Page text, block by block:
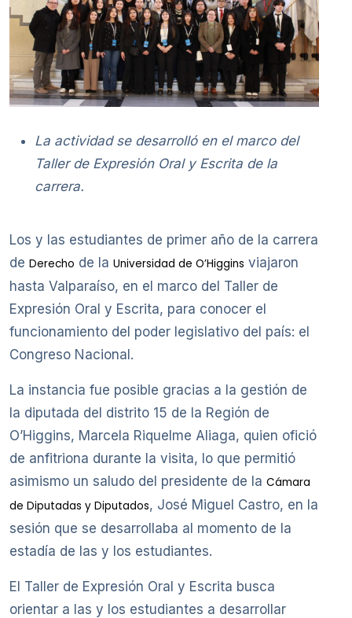
La actividad se desarrolló en el marco del
Taller de Expresión Oral y Escrita de la
carrera.
Los y las estudiantes de primer año de la carrera
de Derecho de la Universidad de O’Higgins viajaron
hasta Valparaíso, en el marco del Taller de
Expresión Oral y Escrita, para conocer el
funcionamiento del poder legislativo del país: el
Congreso Nacional.
La instancia fue posible gracias a la gestión de
la diputada del distrito 15 de la Región de
O’Higgins, Marcela Riquelme Aliaga, quien ofició
de anfitriona durante la visita, lo que permitió
asimismo un saludo del presidente de la Cámara
de Diputadas y Diputados, José Miguel Castro, en la
sesión que se desarrollaba al momento de la
estadía de las y los estudiantes.
El Taller de Expresión Oral y Escrita busca
orientar a las y los estudiantes a desarrollar